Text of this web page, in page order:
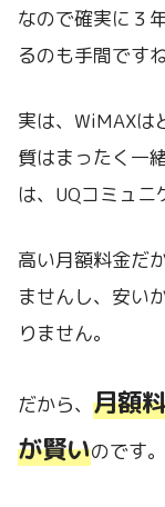
なので確実に３
るのも手間ですね
実は、WiMAXは
質はまったく一
は、UQコミュニ
高い月額料金だ
ませんし、安い
りません。
だから、 月額
が賢いのです。